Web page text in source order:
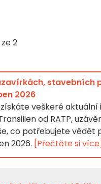
2.
2026
získáte veškeré
od RATP,
co potřebujete vědět
2026. [Přečtěte si více]